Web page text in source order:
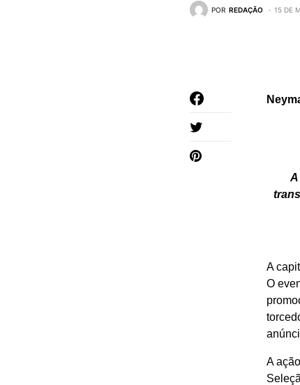
POR REDAÇÃO 15 DE
A
A
O
A